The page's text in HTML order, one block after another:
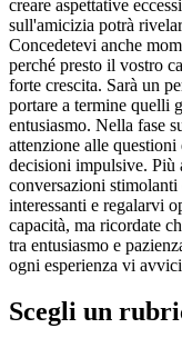
creare aspettative
sull'amicizia potrà
Concedetevi anche
perché presto il vostro
forte crescita. Sarà un
portare a termine quelli
entusiasmo. Nella fase
attenzione alle
decisioni impulsive. Più
conversazioni stimolanti
interessanti e regalarvi
capacità, ma ricordate
tra entusiasmo e
ogni esperienza vi
Scegli un